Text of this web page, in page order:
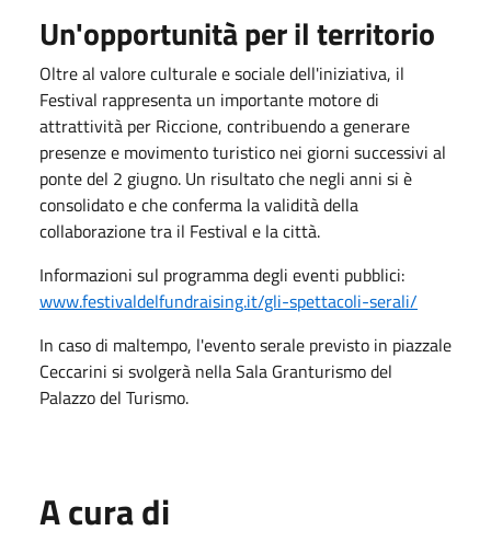
Un'opportunità per il territorio
Oltre al valore culturale e sociale dell'iniziativa, il
Festival rappresenta un importante motore di
attrattività per Riccione, contribuendo a generare
presenze e movimento turistico nei giorni successivi al
ponte del 2 giugno. Un risultato che negli anni si è
consolidato e che conferma la validità della
collaborazione tra il Festival e la città.
Informazioni sul programma degli eventi pubblici:
www.festivaldelfundraising.it/gli-spettacoli-serali/
In caso di maltempo, l'evento serale previsto in piazzale
Ceccarini si svolgerà nella Sala Granturismo del
Palazzo del Turismo.
A cura di